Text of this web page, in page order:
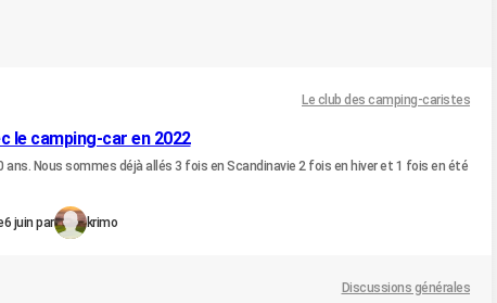
Le club des camping-caristes
le camping-car en 2022
ans. Nous sommes déjà allés 3 fois en Scandinavie 2 fois en hiver et 1 fois en été
6 juin par krimo
Discussions générales